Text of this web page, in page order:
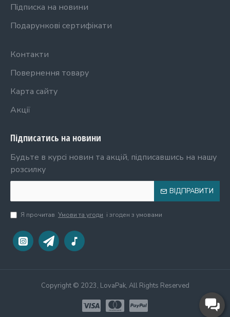
Підписка на новини
Подарункові сертифікати
Контакти
Повернення товару
Карта сайту
Акції
Підписатись на новини
Будьте в курсі новин та акцій, підписавшись на нашу
розсилку
ВІДПРАВИТИ
Я прочитав Умови та угоди і згоден з умовами
Copyright © 2023, LovaPak, All Rights Reserved